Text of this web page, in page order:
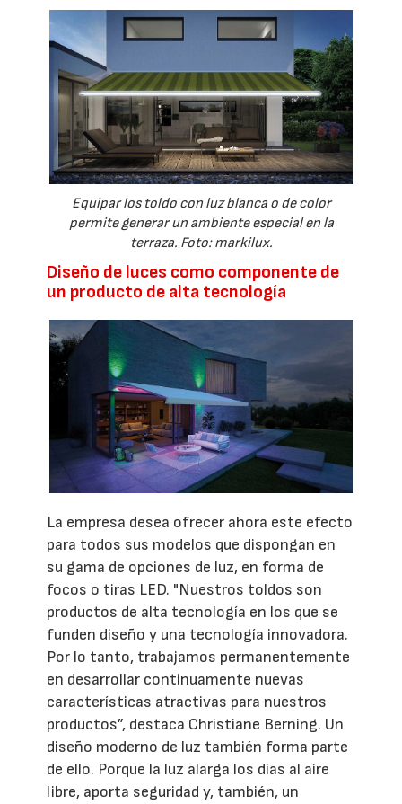
Equipar los toldo con luz blanca o de color
permite generar un ambiente especial en la
terraza. Foto: markilux.
Diseño de luces como componente de
un producto de alta tecnología
La empresa desea ofrecer ahora este efecto
para todos sus modelos que dispongan en
su gama de opciones de luz, en forma de
focos o tiras LED. "Nuestros toldos son
productos de alta tecnología en los que se
funden diseño y una tecnología innovadora.
Por lo tanto, trabajamos permanentemente
en desarrollar continuamente nuevas
características atractivas para nuestros
productos”, destaca Christiane Berning. Un
diseño moderno de luz también forma parte
de ello. Porque la luz alarga los días al aire
libre, aporta seguridad y, también, un